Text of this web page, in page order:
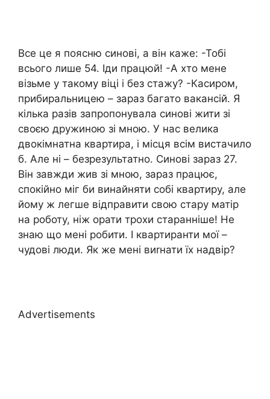
Все це я поясню синові, а він каже: -Тобі
всього лише 54. Іди працюй! -А хто мене
візьме у такому віці і без стажу? -Касиром,
прибиральницею – зараз багато вакансій. Я
кілька разів запропонувала синові жити зі
своєю дружиною зі мною. У нас велика
двокімнатна квартира, і місця всім вистачило
б. Але ні – безрезультатно. Синові зараз 27.
Він завжди жив зі мною, зараз працює,
спокійно міг би винайняти собі квартиру, але
йому ж легше відправити свою стару матір
на роботу, ніж орати трохи старанніше! Не
знаю що мені робити. І квартиранти мої –
чудові люди. Як же мені виrнати їх надвір?
Advertisements